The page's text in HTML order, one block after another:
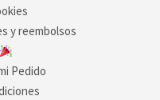
y reembolsos
Pedido